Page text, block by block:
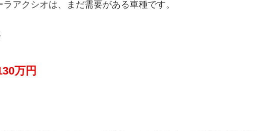
アクシオは、まだ需要がある車種です。
万円